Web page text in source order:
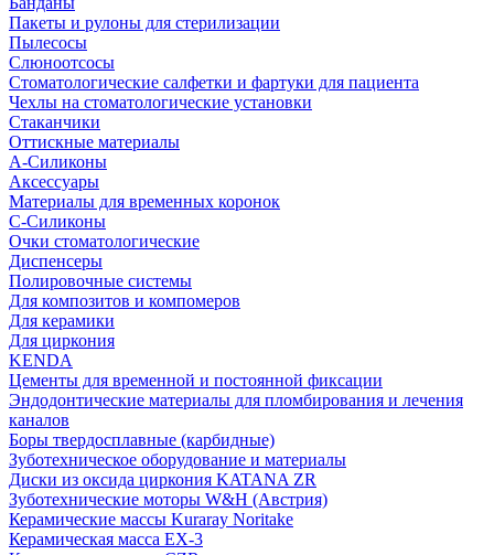
Пакеты и рулоны для стерилизации
Пылесосы
Слюноотсосы
Стоматологические салфетки и фартуки для пациента
Чехлы на стоматологические установки
Стаканчики
Оттискные материалы
А-Силиконы
Аксессуары
Материалы для временных коронок
С-Силиконы
Очки стоматологические
Диспенсеры
Полировочные системы
Для композитов и компомеров
Для керамики
Для циркония
KENDA
Цементы для временной и постоянной фиксации
Эндодонтические материалы для пломбирования и лечения
каналов
Боры твердосплавные (карбидные)
Зуботехническое оборудование и материалы
Диски из оксида циркония KATANA ZR
Зуботехнические моторы W&H (Австрия)
Керамические массы Kuraray Noritake
Керамическая масса EX-3